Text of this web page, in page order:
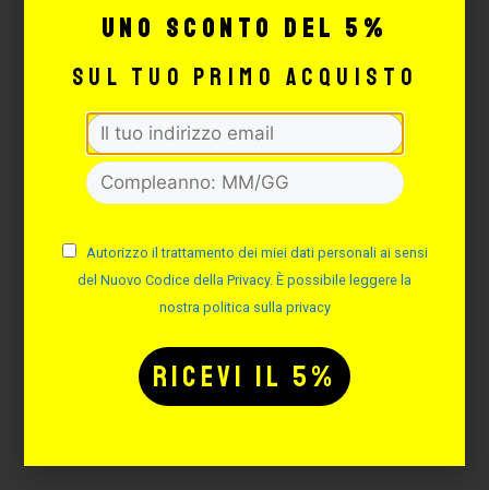
PEDALE CHEYENNE
Cod. E-1020
Non disponibile
71,98 €
LEGGI TUTTO
uno sconto del 5%
sul tuo primo acquisto
Autorizzo il trattamento dei miei dati personali ai sensi
del Nuovo Codice della Privacy. È possibile leggere la
nostra politica sulla privacy